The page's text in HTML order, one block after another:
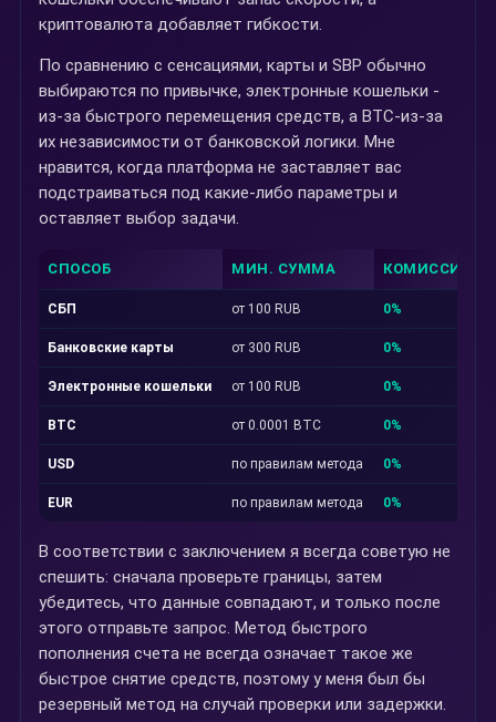
криптовалюта добавляет гибкости.
По сравнению с сенсациями, карты и SBP обычно
выбираются по привычке, электронные кошельки -
из-за быстрого перемещения средств, а BTC-из-за
их независимости от банковской логики. Мне
нравится, когда платформа не заставляет вас
подстраиваться под какие-либо параметры и
оставляет выбор задачи.
СПОСОБ МИН. СУММА КОМИССИЯ
СБП от 100 RUB 0%
Банковские карты от 300 RUB 0%
Электронные кошельки от 100 RUB 0%
BTC от 0.0001 BTC 0%
USD по правилам метода 0%
EUR по правилам метода 0%
В соответствии с заключением я всегда советую не
спешить: сначала проверьте границы, затем
убедитесь, что данные совпадают, и только после
этого отправьте запрос. Метод быстрого
пополнения счета не всегда означает такое же
быстрое снятие средств, поэтому у меня был бы
резервный метод на случай проверки или задержки.